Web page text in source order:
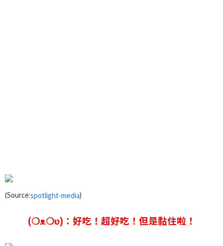
(Source:spotlight-media)
(❍ᴥ❍ʋ)：好吃！超好吃！但是黏住啦！